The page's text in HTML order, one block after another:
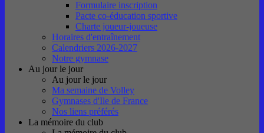
Formulaire inscription
Pacte co-éducation sportive
Charte joueur-joueuse
Horaires d'entraînement
Calendriers 2026-2027
Notre gymnase
Au jour le jour
Au jour le jour
Ma semaine de Volley
Gymnases d'Ile de France
Nos liens préférés
La mémoire du club